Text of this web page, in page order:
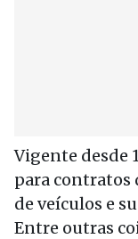
Vigente desde
para contratos
de veículos e
Entre outras